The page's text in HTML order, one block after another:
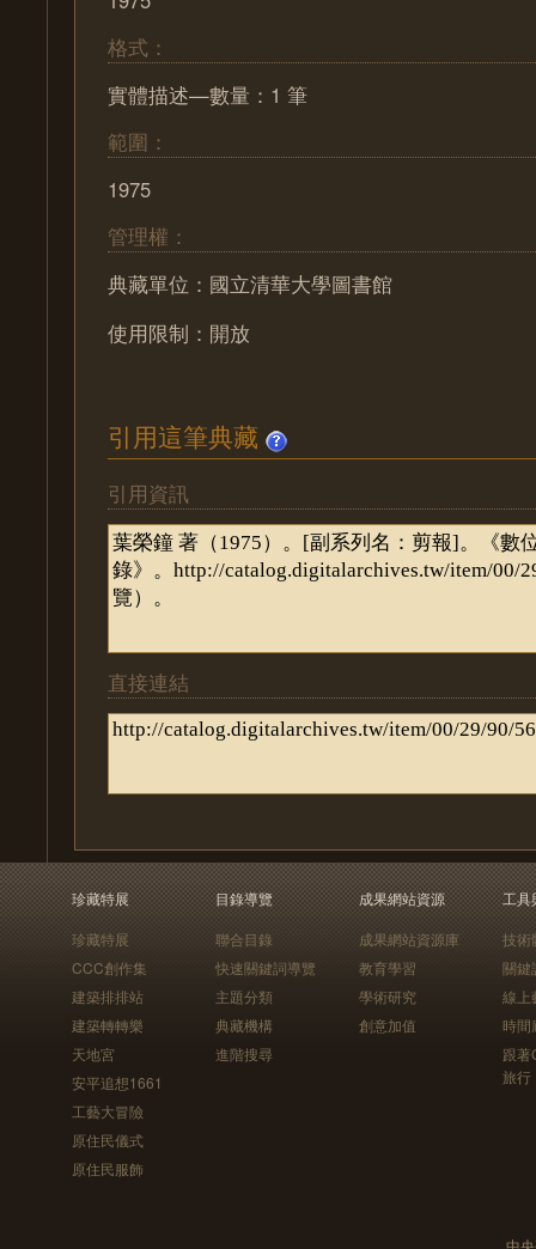
格式：
實體描述—數量：1 筆
範圍：
1975
管理權：
典藏單位：國立清華大學圖書館
使用限制：開放
引用這筆典藏
引用資訊
直接連結
珍藏特展
珍藏特展
CCC創作集
建築排排站
建築轉轉樂
天地宮
安平追想1661
工藝大冒險
原住民儀式
原住民服飾
目錄導覽
聯合目錄
快速關鍵詞導覽
主題分類
典藏機構
進階搜尋
成果網站資源
成果網站資源庫
教育學習
學術研究
創意加值
工具
技術
關鍵
線上
時間
跟
旅行
中